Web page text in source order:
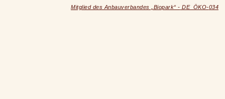
Mitglied des Anbauverbandes „Biopark“ - DE_ÖKO-034